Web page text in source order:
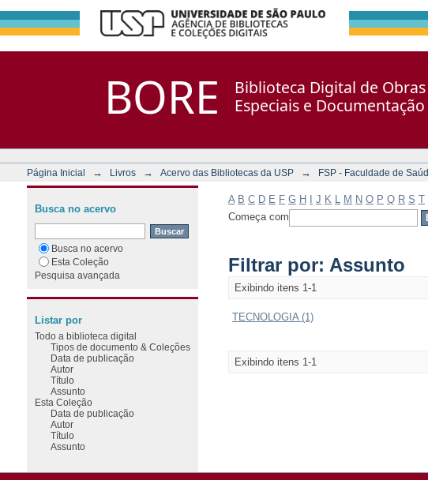
BORE
Biblioteca Digital de Obras
Especiais e
Página Inicial → Livros → Acervo das Bibliotecas da USP → FSP - Faculdade de
A B C D E F G H J K M N O P Q R S T
Começa com
Filtrar por: Assunto
Exibindo itens 1-1
TECNOLOGIA (1)
Exibindo itens 1-1
Busca no acervo
Busca no acervo
Esta Coleção
Pesquisa avançada
Listar por
Todo a biblioteca digital
Tipos de documento & Coleções
Data de publicação
Autor
Título
Assunto
Esta Coleção
Data de publicação
Autor
Título
Assunto